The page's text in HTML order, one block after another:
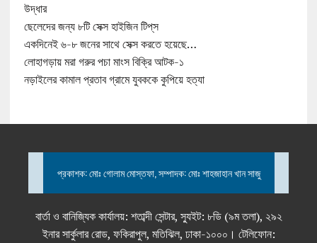
উদ্ধার
ছেলেদের জন্য ৮টি সেক্স হাইজিন টিপ্‌স
একদিনেই ৬-৮ জনের সাথে সেক্স করতে হয়েছে…
লোহাগড়ায় মরা গরুর পচা মাংস বিক্রি আটক-১
নড়াইলের কামাল প্রতাব গ্রামে যুবককে কুপিয়ে হত্যা
প্রকাশক: মোঃ গোলাম মোস্তফা, সম্পাদক: মোঃ শাহজাহান খান সাজু
বার্তা ও বানিজ্যিক কার্যালয়: শতাব্দী সেন্টার, স্যুইট: ৮ডি (৯ম তলা), ২৯২
ইনার সার্কুলার রোড, ফকিরাপুল, মতিঝিল, ঢাকা-১০০০। টেলিফোন: